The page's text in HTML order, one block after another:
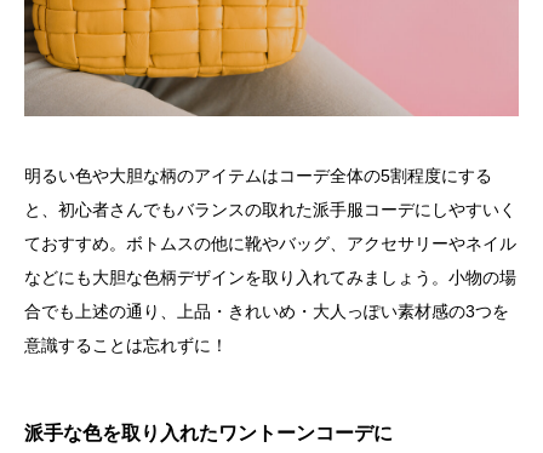
明るい色や大胆な柄のアイテムはコーデ全体の5割程度にする
と、初心者さんでもバランスの取れた派手服コーデにしやすいく
ておすすめ。ボトムスの他に靴やバッグ、アクセサリーやネイル
などにも大胆な色柄デザインを取り入れてみましょう。小物の場
合でも上述の通り、上品・きれいめ・大人っぽい素材感の3つを
意識することは忘れずに！
派手な色を取り入れたワントーンコーデに